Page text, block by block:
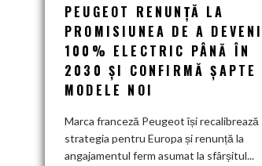
Peugeot
renunță
la
promisiunea
de
electric
PEUGEOT RENUNȚĂ LA
PROMISIUNEA DE A DEVENI
100% ELECTRIC PÂNĂ ÎN
2030 ȘI CONFIRMĂ ȘAPTE
MODELE NOI
Marca franceză Peugeot își recalibrează
strategia pentru Europa și renunță la
angajamentul ferm asumat la sfârșitul...